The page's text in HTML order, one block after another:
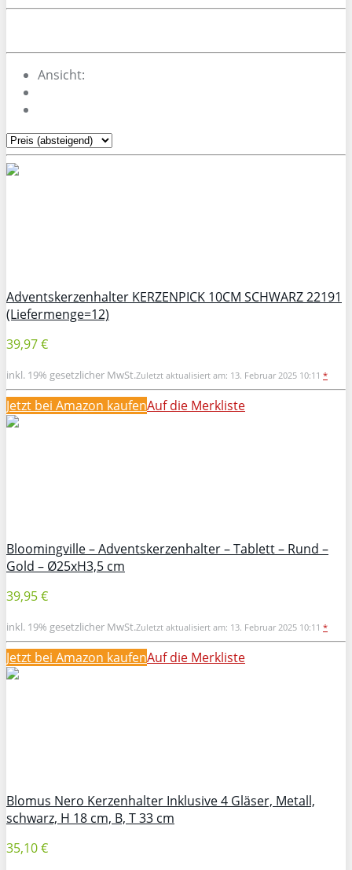
Ansicht:
Adventskerzenhalter KERZENPICK 10CM SCHWARZ 22191
(Liefermenge=12)
39,97 €
inkl. 19% gesetzlicher MwSt.Zuletzt aktualisiert am: 13. Februar 2025 10:11 *
Jetzt bei Amazon kaufenAuf die Merkliste
Bloomingville – Adventskerzenhalter – Tablett – Rund –
Gold – Ø25xH3,5 cm
39,95 €
inkl. 19% gesetzlicher MwSt.Zuletzt aktualisiert am: 13. Februar 2025 10:11 *
Jetzt bei Amazon kaufenAuf die Merkliste
Blomus Nero Kerzenhalter Inklusive 4 Gläser, Metall,
schwarz, H 18 cm, B, T 33 cm
35,10 €